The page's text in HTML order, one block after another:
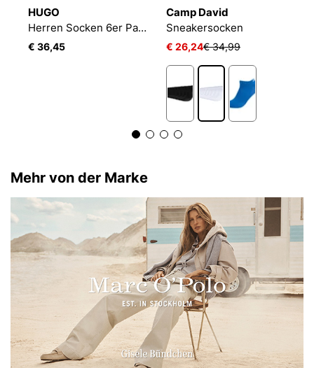
HUGO
Herren Socken 6er Pack 6P AS UNI CC 10260253 01
€ 36,45
Camp David
Sneakersocken
€ 26,24€ 34,99
Mehr von der Marke